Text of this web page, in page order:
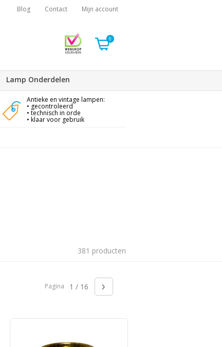
Blog Contact Mijn account
0
Lamp Onderdelen
Antieke en vintage lampen:
• gecontroleerd
• technisch in orde
• klaar voor gebruik
381 producten
1 / 16 ›
Pagina